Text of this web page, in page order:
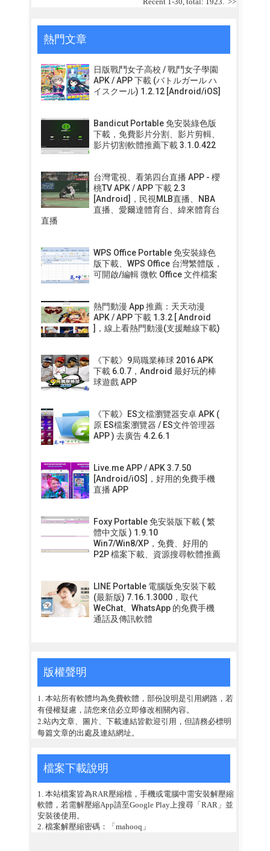
熱門文章
日版戰鬥女子高校 / 戰鬥女子學園
APK / APP 下載 (バトルガール ハ
イスクール) 1.2.12 [Android/iOS]
Bandicut Portable 免安裝綠色版
下載，免費影片分割、影片剪輯、
影片切割軟體推薦下載 3.1.0.422
台灣電視、看第四台直播 APP - 櫻
桃TV APK / APP 下載 2.3
[Android]，民視MLB直播、NBA
直播、愛爾達體育台、緯來體育台
直播
WPS Office Portable 免安裝綠色
版下載、WPS Office 台灣繁體版，
可開啟/編輯 微軟 Office 文件檔案
熱門動漫 App 推薦：天天动漫
APK / APP 下載 1.3.2 [ Android
]，線上看熱門動漫(支援離線下載)
《下載》9局職業棒球 2016 APK
下載 6.0.7，Android 最好玩的棒
球遊戲 APP
《下載》ES文檔瀏覽器安卓 APK (
原 ES檔案瀏覽器 / ES文件管理器
APP ) 去廣告 4.2.6.1
Live.me APP / APK 3.7.50
[Android/iOS]，好用的免費手機
直播 APP
Foxy Portable 免安裝版下載 ( 繁
體中文版 ) 1.9.10
Win7/Win8/XP，免費、好用的
P2P 檔案下載、資源搜尋軟體推薦
LINE Portable 電腦版免安裝下載
(最新版) 7.16.1.3000，取代
WeChat、WhatsApp 的免費手機
通話及傳訊軟體
版權聲明
1. 本站所有軟體均為免費軟體，部份說明是引用網路，若
有侵權疑慮，請您來信必立即修改相關內容。
2.站內文章、圖片、下載連結皆歡迎引用，但請務必標明
每篇文章的出處及連結網址。
檔案下載說明
1. 本站檔案皆為RAR壓縮檔，手機或電腦中需安裝解壓縮
軟體，若需解壓縮App請至Google Play上搜尋「RAR」並
安裝後使用。
2. 檔案解壓縮密碼：「mahooq」